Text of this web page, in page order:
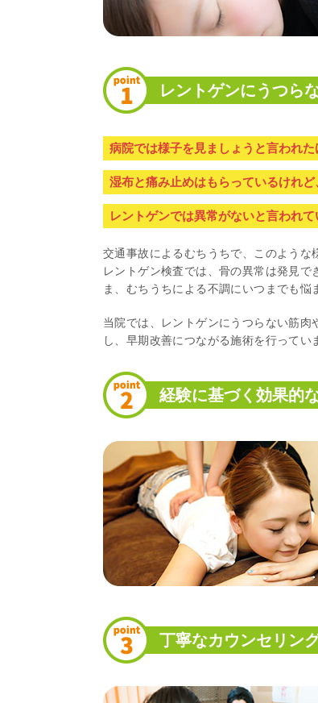
レントゲンにうつら
病院では様子を見ましょうと言われ
湿布と痛み止めはもらっているけれ
レントゲンでは異常がないと言われ
交通事故によるむちうちで、このよう
レントゲン検査では、骨の異常は発見
ま、むちうちによる不調にいつまでも
当院では、レントゲンにうつらない筋
し、早期改善につながる施術を行ってい
経験に基づく効果的
丁寧なカウンセリン